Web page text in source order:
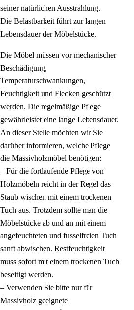
seiner natürlichen Ausstrahlung.
Die Belastbarkeit führt zur langen
Lebensdauer der Möbelstücke.
Die Möbel müssen vor mechanischer
Beschädigung,
Temperaturschwankungen,
Feuchtigkeit und Flecken geschützt
werden. Die regelmäßige Pflege
gewährleistet eine lange Lebensdauer.
An dieser Stelle möchten wir Sie
darüber informieren, welche Pflege
die Massivholzmöbel benötigen:
– Für die fortlaufende Pflege von
Holzmöbeln reicht in der Regel das
Staub wischen mit einem trockenen
Tuch aus. Trotzdem sollte man die
Möbelstücke ab und an mit einem
angefeuchteten und fusselfreien Tuch
sanft abwischen. Restfeuchtigkeit
muss sofort mit einem trockenen Tuch
beseitigt werden.
– Verwenden Sie bitte nur für
Massivholz geeignete